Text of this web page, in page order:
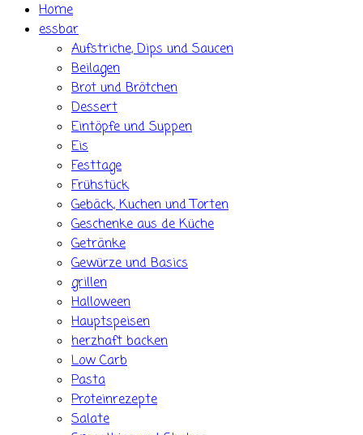
Home
essbar
Aufstriche, Dips und Saucen
Beilagen
Brot und Brötchen
Dessert
Eintöpfe und Suppen
Eis
Festtage
Frühstück
Gebäck, Kuchen und Torten
Geschenke aus de Küche
Getränke
Gewürze und Basics
grillen
Halloween
Hauptspeisen
herzhaft backen
Low Carb
Pasta
Proteinrezepte
Salate